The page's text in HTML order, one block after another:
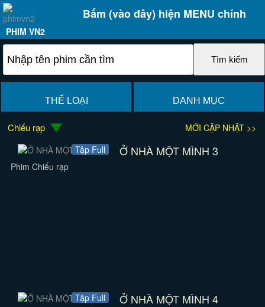
Bấm (vào đây) hiện MENU chính
PHIM VN2
THỂ LOẠI DANH MỤC
Chiếu rạp
MỚI CẬP NHẬT >>
Tập Full
Ở NHÀ MỘT MÌNH 3
Phim Chiếu rạp
Tập Full Ở NHÀ MỘT MÌNH 4